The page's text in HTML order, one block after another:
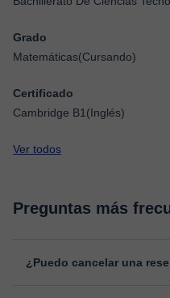
Grado
Matemáticas(Cursando)
Certificado
Cambridge B1(Inglés)
Ver todos
Preguntas más
¿Puedo cancelar una